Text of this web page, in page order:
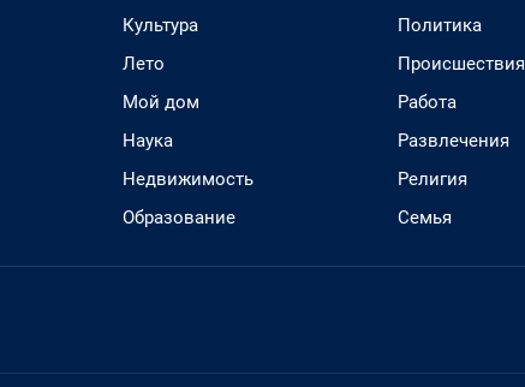
Культура
Лето
Мой дом
Наука
Недвижимость
Образование
Политика
Происшествия
Работа
Развлечения
Религия
Семья